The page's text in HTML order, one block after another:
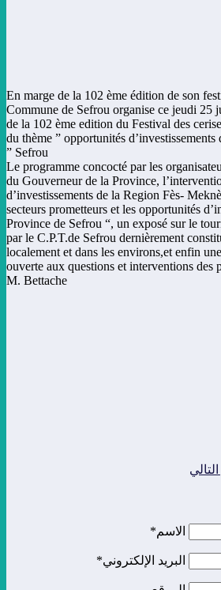
En marge de la 102 ème édition de son
Commune de Sefrou organise ce jeudi 25
de la 102 ème edition du Festival des
du thème ” opportunités
Sefrou ”
Le programme concocté par les
du Gouverneur de la Province,
d’investissements de la Region Fès-
secteurs prometteurs et les opportunités
Province de Sefrou “, un exposé sur le
par le C.P.T.de Sefrou dernièrement
localement et dans les environs,et enfin
ouverte aux questions et interventions des
M. Bettache
الاسم*
البريد الإلكتروني*